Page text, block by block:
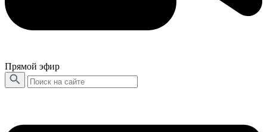
Прямой эфир